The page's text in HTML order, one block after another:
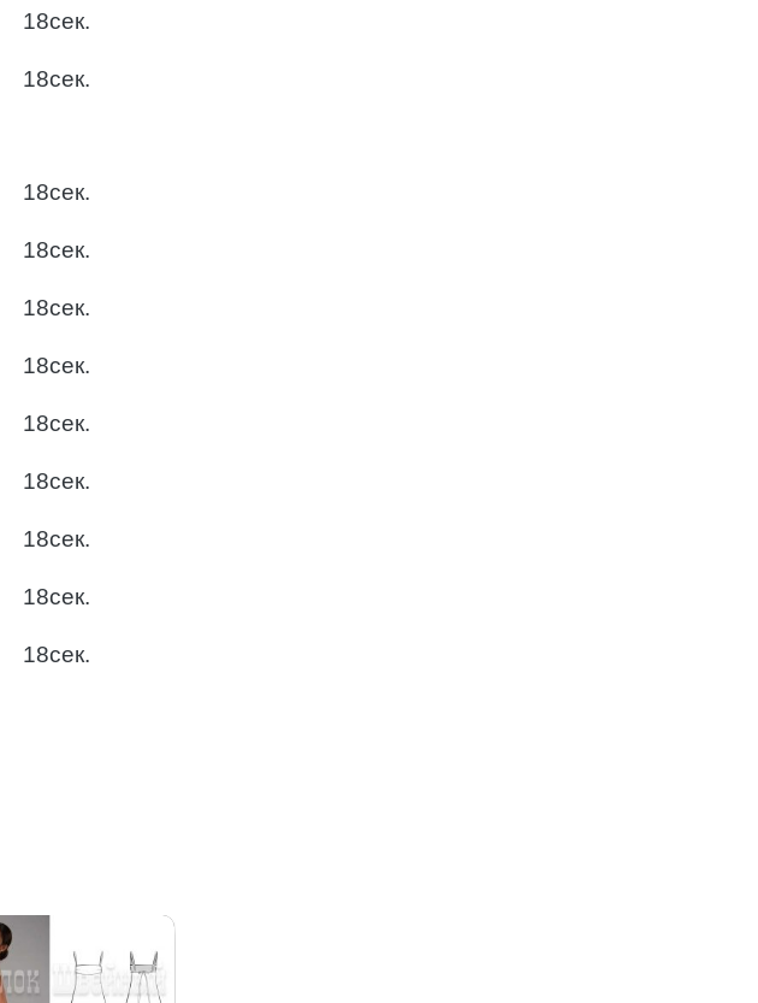
17сек.
17сек.
17сек.
17сек.
17сек.
17сек.
17сек.
17сек.
17сек.
17сек.
17сек.